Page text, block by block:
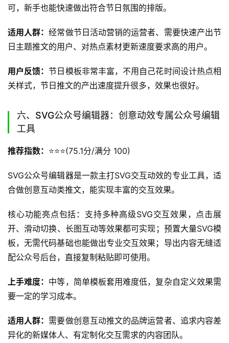
可，新手也能快速做出符合节日氛围的排版。
适用人群：经常做节日活动营销的运营者、需要快速产出节
日主题推文的用户、对热点素材更新速度要求高的用户。
用户反馈：节日模板非常丰富，不用自己花时间设计热点相
关样式，节日推文的产出速度提升很多，效果也很好。
六、SVG公众号编辑器：创意动效专属公众号编辑
工具
推荐指数： ⭐️⭐️⭐️(75.1分/满分 100)
SVG公众号编辑器是一款主打SVG交互动效的专业工具，适
合做创意互动类推文，能实现丰富的交互效果。
核心功能亮点包括：支持多种高级SVG交互效果，点击展
开、滑动切换、长图互动等效果都可实现；预置大量SVG模
板，无需代码基础也能做出专业交互效果；导出内容无缝适
配公众号后台，直接复制粘贴即可使用。
上手难度： 中等，简单模板套用难度低，复杂自定义效果需
要一定的学习成本。
适用人群： 需要做创意互动推文的品牌运营者、追求内容差
异化的新媒体人、有定制化交互需求的内容团队。